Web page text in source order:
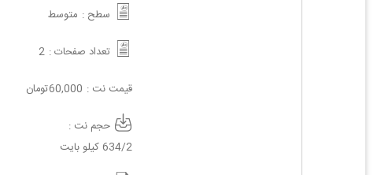
سطح : متوسط
تعداد صفحات : 2
قیمت نت : 60,000تومان
حجم نت :
634/2 کیلو بایت